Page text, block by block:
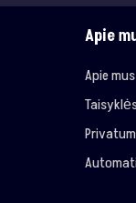
Apie
Apie mus